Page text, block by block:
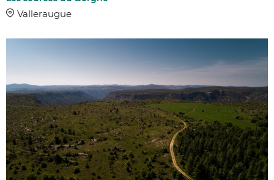
Valleraugue